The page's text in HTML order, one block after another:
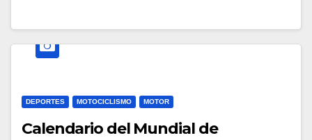
DEPORTES MOTOCICLISMO MOTOR
Calendario del Mundial de